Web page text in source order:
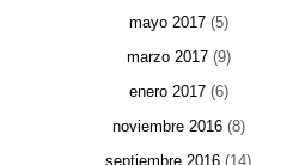
mayo 2017(5)
marzo 2017(9)
enero 2017(6)
noviembre 2016(8)
septiembre 2016 (14)